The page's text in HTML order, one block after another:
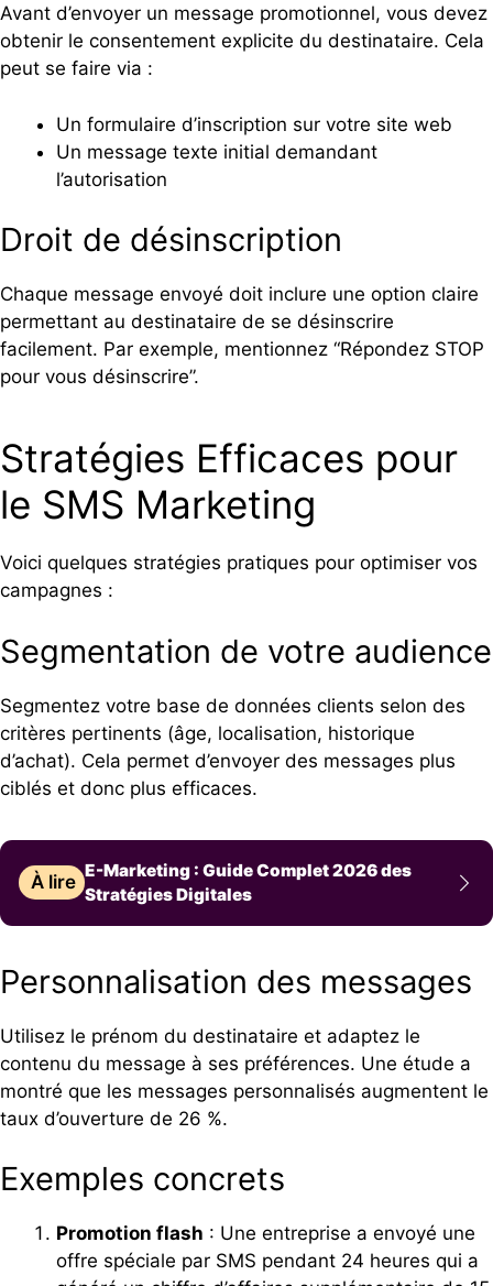
Avant d’envoyer un message promotionnel, vous devez
obtenir le consentement explicite du destinataire. Cela
peut se faire via :
Un formulaire d’inscription sur votre site web
Un message texte initial demandant
l’autorisation
Droit de désinscription
Chaque message envoyé doit inclure une option claire
permettant au destinataire de se désinscrire
facilement. Par exemple, mentionnez “Répondez STOP
pour vous désinscrire”.
Stratégies Efficaces pour
le SMS Marketing
Voici quelques stratégies pratiques pour optimiser vos
campagnes :
Segmentation de votre audience
Segmentez votre base de données clients selon des
critères pertinents (âge, localisation, historique
d’achat). Cela permet d’envoyer des messages plus
ciblés et donc plus efficaces.
À lire
E-Marketing : Guide Complet 2026 des
Stratégies Digitales
Personnalisation des messages
Utilisez le prénom du destinataire et adaptez le
contenu du message à ses préférences. Une étude a
montré que les messages personnalisés augmentent le
taux d’ouverture de 26 %.
Exemples concrets
Promotion flash : Une entreprise a envoyé une
offre spéciale par SMS pendant 24 heures qui a